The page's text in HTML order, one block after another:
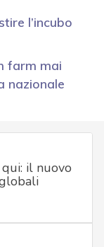
l’incubo
farm mai
nazionale
il nuovo